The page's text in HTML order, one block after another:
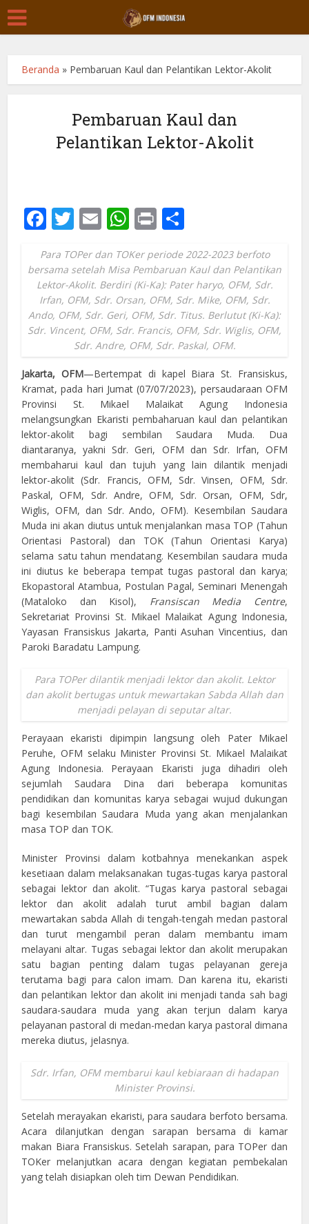
Beranda » Pembaruan Kaul dan Pelantikan Lektor-Akolit
Pembaruan Kaul dan
Pelantikan Lektor-Akolit
Facebook
Twitter
EmailWhatsApp
Print
Para TOPer dan TOKer periode 2022-2023 berfoto
bersama setelah Misa Pembaruan Kaul dan Pelantikan
Lektor-Akolit. Berdiri (Ki-Ka): Pater haryo, OFM, Sdr.
Irfan, OFM, Sdr. Orsan, OFM, Sdr. Mike, OFM, Sdr.
Ando, OFM, Sdr. Geri, OFM, Sdr. Titus. Berlutut (Ki-Ka):
Sdr. Vincent, OFM, Sdr. Francis, OFM, Sdr. Wiglis, OFM,
Sdr. Andre, OFM, Sdr. Paskal, OFM.
Jakarta, OFM—Bertempat di kapel Biara St. Fransiskus,
Kramat, pada hari Jumat (07/07/2023), persaudaraan OFM
Provinsi St. Mikael Malaikat Agung Indonesia
melangsungkan Ekaristi pembaharuan kaul dan pelantikan
lektor-akolit bagi sembilan Saudara Muda. Dua
diantaranya, yakni Sdr. Geri, OFM dan Sdr. Irfan, OFM
membaharui kaul dan tujuh yang lain dilantik menjadi
lektor-akolit (Sdr. Francis, OFM, Sdr. Vinsen, OFM, Sdr.
Paskal, OFM, Sdr. Andre, OFM, Sdr. Orsan, OFM, Sdr,
Wiglis, OFM, dan Sdr. Ando, OFM). Kesembilan Saudara
Muda ini akan diutus untuk menjalankan masa TOP (Tahun
Orientasi Pastoral) dan TOK (Tahun Orientasi Karya)
selama satu tahun mendatang. Kesembilan saudara muda
ini diutus ke beberapa tempat tugas pastoral dan karya;
Ekopastoral Atambua, Postulan Pagal, Seminari Menengah
(Mataloko dan Kisol), Fransiscan Media Centre,
Sekretariat Provinsi St. Mikael Malaikat Agung Indonesia,
Yayasan Fransiskus Jakarta, Panti Asuhan Vincentius, dan
Paroki Baradatu Lampung.
Para TOPer dilantik menjadi lektor dan akolit. Lektor
dan akolit bertugas untuk mewartakan Sabda Allah dan
menjadi pelayan di seputar altar.
Perayaan ekaristi dipimpin langsung oleh Pater Mikael
Peruhe, OFM selaku Minister Provinsi St. Mikael Malaikat
Agung Indonesia. Perayaan Ekaristi juga dihadiri oleh
sejumlah Saudara Dina dari beberapa komunitas
pendidikan dan komunitas karya sebagai wujud dukungan
bagi kesembilan Saudara Muda yang akan menjalankan
masa TOP dan TOK.
Minister Provinsi dalam kotbahnya menekankan aspek
kesetiaan dalam melaksanakan tugas-tugas karya pastoral
sebagai lektor dan akolit. “Tugas karya pastoral sebagai
lektor dan akolit adalah turut ambil bagian dalam
mewartakan sabda Allah di tengah-tengah medan pastoral
dan turut mengambil peran dalam membantu imam
melayani altar. Tugas sebagai lektor dan akolit merupakan
satu bagian penting dalam tugas pelayanan gereja
terutama bagi para calon imam. Dan karena itu, ekaristi
dan pelantikan lektor dan akolit ini menjadi tanda sah bagi
saudara-saudara muda yang akan terjun dalam karya
pelayanan pastoral di medan-medan karya pastoral dimana
mereka diutus, jelasnya.
Sdr. Irfan, OFM membarui kaul kebiaraan di hadapan
Minister Provinsi.
Setelah merayakan ekaristi, para saudara berfoto bersama.
Acara dilanjutkan dengan sarapan bersama di kamar
makan Biara Fransiskus. Setelah sarapan, para TOPer dan
TOKer melanjutkan acara dengan kegiatan pembekalan
yang telah disiapkan oleh tim Dewan Pendidikan.